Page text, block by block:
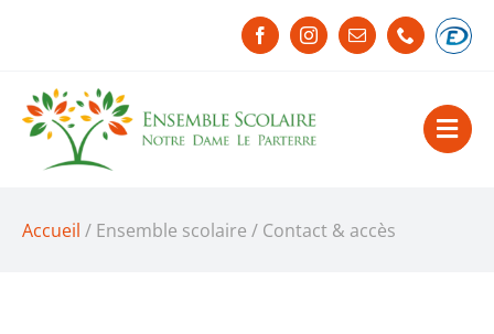
Accueil / Ensemble scolaire / Contact & accès